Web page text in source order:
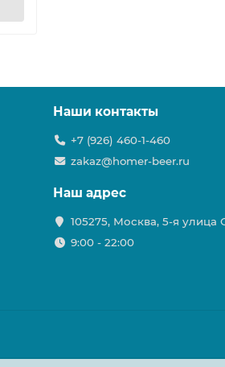
Наши контакты
+7 (926) 460-1-460
zakaz@homer-beer.ru
Наш адрес
105275, Москва, 5-я улица
9:00 - 22:00